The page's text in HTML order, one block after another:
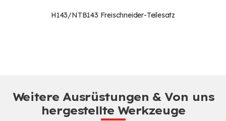
H143/NTB143 Freischneider-Teilesatz
Weitere Ausrüstungen & Von uns
hergestellte Werkzeuge